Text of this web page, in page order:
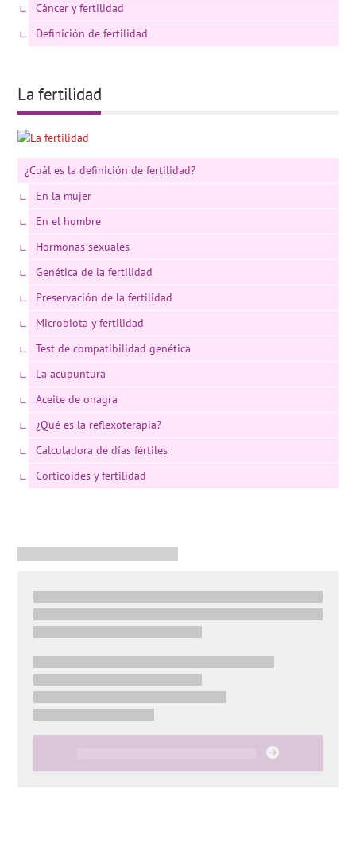
Cáncer y fertilidad
Definición de fertilidad
La fertilidad
¿Cuál es la definición de fertilidad?
En la mujer
En el hombre
Hormonas sexuales
Genética de la fertilidad
Preservación de la fertilidad
Microbiota y fertilidad
Test de compatibilidad genética
La acupuntura
Aceite de onagra
¿Qué es la reflexoterapia?
Calculadora de días fértiles
Corticoides y fertilidad